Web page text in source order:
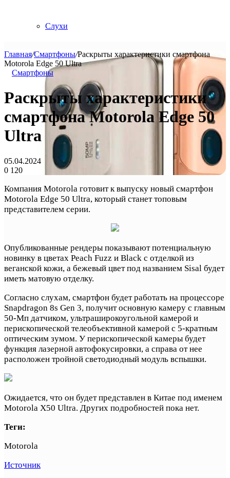
Слухи
Главная/Смартфоны/Раскрыты характеристики смартфона
Motorola Edge 50 Ultra
Смартфоны
Раскрыты характеристики
смартфона Motorola Edge 50
Ultra
05.04.2024
0 120
Компания Motorola готовит к выпуску новый смартфон
Motorola Edge 50 Ultra, который станет топовым
представителем серии.
Опубликованные рендеры показывают потенциальную
новинку в цветах Peach Fuzz и Black с отделкой из
веганской кожи, а бежевый цвет под названием Sisal будет
иметь матовую отделку.
Согласно слухам, смартфон будет работать на процессоре
Snapdragon 8s Gen 3, получит основную камеру с главным
50-Мп датчиком, ультраширокоугольной камерой и
перископической телеобъективной камерой с 5-кратным
оптическим зумом. У перископической камеры будет
функция лазерной автофокусировки, а справа от нее
расположен тройной светодиодный модуль вспышки.
Ожидается, что он будет представлен в Китае под именем
Motorola X50 Ultra. Других подробностей пока нет.
Теги:
Motorola
Источник